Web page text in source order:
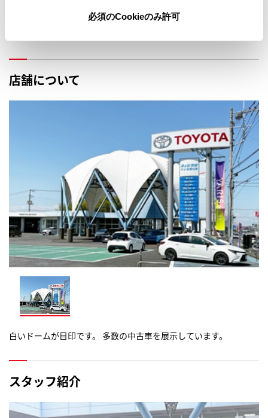
必須のCookieのみ許可
店舗について
白いドームが目印です。 多数の中古車を展示しています。
スタッフ紹介